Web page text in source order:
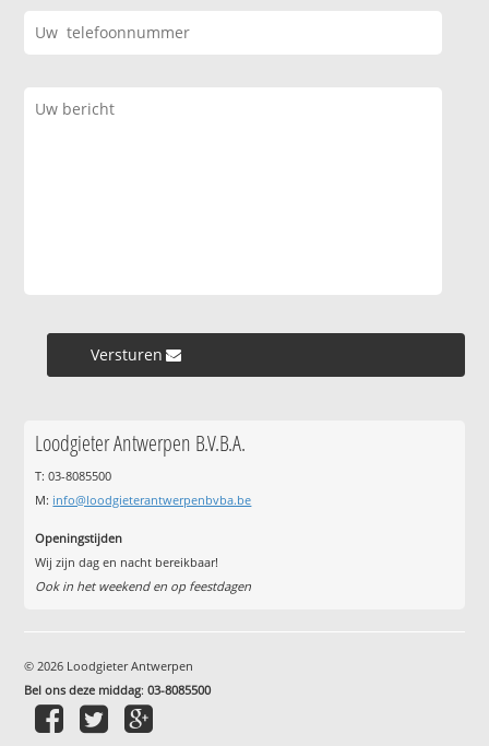
Versturen »
Loodgieter Antwerpen B.V.B.A.
T: 03-8085500
M: info@loodgieterantwerpenbvba.be
Openingstijden
Wij zijn dag en nacht bereikbaar!
Ook in het weekend en op feestdagen
© 2026 Loodgieter Antwerpen
Bel ons deze middag:03-8085500